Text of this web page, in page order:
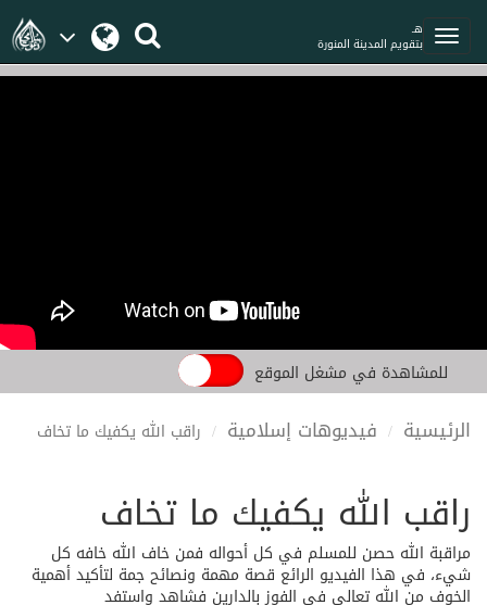
هـ
بتقويم المدينة المنورة
للمشاهدة في مشغل الموقع
الرئيسية فيديوهات إسلامية راقب الله يكفيك ما تخاف
راقب الله يكفيك ما تخاف
مراقبة الله حصن للمسلم في كل أحواله فمن خاف الله خافه كل
شيء، في هذا الفيديو الرائع قصة مهمة ونصائح جمة لتأكيد أهمية
الخوف من الله تعالى في الفوز بالدارين فشاهد واستفد